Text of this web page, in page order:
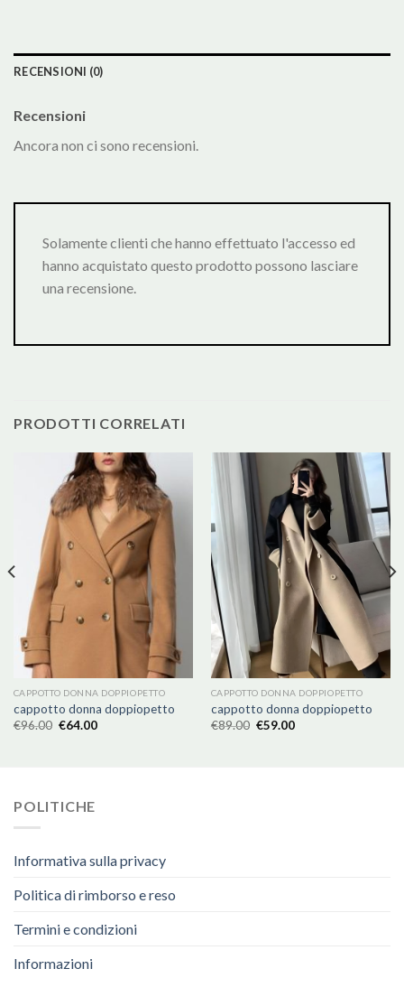
RECENSIONI (0)
Recensioni
Ancora non ci sono recensioni.
Solamente clienti che hanno effettuato l'accesso ed
hanno acquistato questo prodotto possono lasciare
una recensione.
PRODOTTI CORRELATI
CAPPOTTO DONNA DOPPIOPETTO
cappotto donna doppiopetto
€96.00 €64.00
CAPPOTTO DONNA DOPPIOPETTO
cappotto donna doppiopetto
€89.00 €59.00
POLITICHE
Informativa sulla privacy
Politica di rimborso e reso
Termini e condizioni
Informazioni